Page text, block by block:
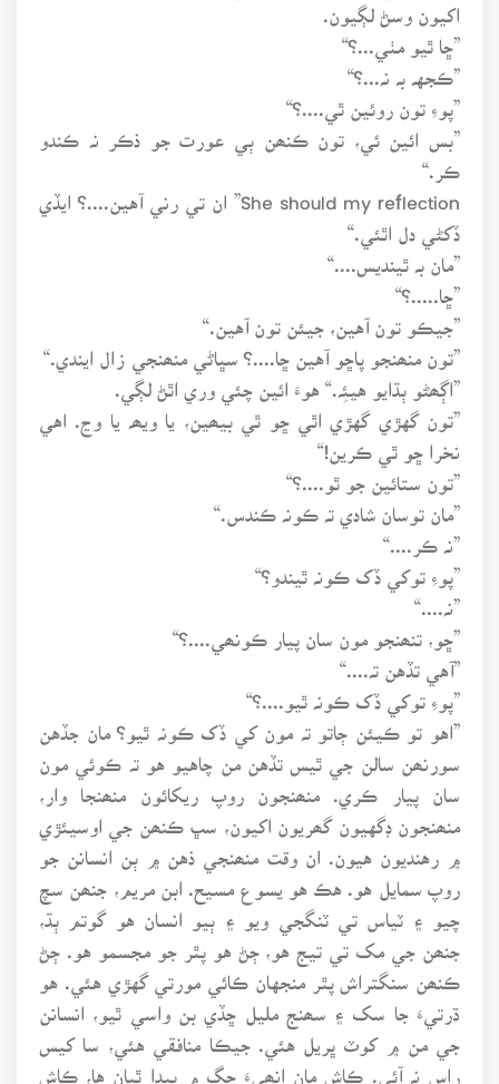
اکيون وسڻ لڳيون.
”ڇا ٿيو مٺي...؟“
”ڪجهہ بہ نہ...؟“
”پوءِ تون روئين ٿي....؟“
”بس ائين ئي، تون ڪنھن ٻي عورت جو ذڪر نہ ڪندو
ڪر.“
She should my reflection” ان تي رني آهين....؟ ايڏي
ڏکڻي دل اٿئي.“
”مان بہ ٿينديس....“
”ڇا.....؟“
”جيڪو تون آهين، جيئن تون آهين.“
”تون منھنجو پاڇو آهين ڇا....؟ سڀاڻي منھنجي زال ايندي.“
”اڳھڻو ٻڌايو هيئِہ.“ هوءَ ائين چئي وري اٿڻ لڳي.
”تون گهڙي گهڙي اٿي ڇو ٿي بيھين، يا ويھہ يا وڃ. اهي
نخرا ڇو ٿي ڪرين!“
”تون ستائين جو ٿو....؟“
”مان توسان شادي تہ ڪونہ ڪندس.“
”نہ ڪر....“
”پوءِ توکي ڏک ڪونہ ٿيندو؟“
”نہ....“
”ڇو، تنھنجو مون سان پيار ڪونھي....؟“
”آهي تڏهن تہ....“
”پوءِ توکي ڏک ڪونہ ٿيو....؟“
”اهو تو ڪيئن ڄاتو تہ مون کي ڏک ڪونہ ٿيو؟ مان جڏهن
سورنھن سالن جي ٿيس تڏهن من چاهيو هو تہ ڪوئي مون
سان پيار ڪري. منھنجون روپ ريکائون منھنجا وار،
منھنجون ڊگهيون گھريون اکيون، سڀ ڪنھن جي اوسيئڙي
۾ رهنديون هيون. ان وقت منھنجي ذهن ۾ ٻن انسانن جو
روپ سمايل هو. هڪ هو يسوع مسيح. ابن مريم، جنھن سچ
چيو ۽ ٽياس تي ٽنگجي ويو ۽ ٻيو انسان هو گوتم ٻڌ،
جنھن جي مک تي تيج هو، ڄڻ هو پٿر جو مجسمو هو. ڄڻ
ڪنھن سنگتراش پٿر منجهان ڪائي مورتي گهڙي هئي. هو
ڌرتيءَ جا سک ۽ سھنج مليل ڇڏي بن واسي ٿيو، انسانن
جي من ۾ کوٽ ڀريل هئي. جيڪا منافقي هئي، سا کيس
راس نہ آئي. ڪاش مان انھيءَ جڳ ۾ پيدا ٿيان ها، ڪاش